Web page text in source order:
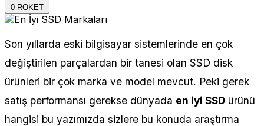
0 ROKET
Son yıllarda eski bilgisayar sistemlerinde en çok
değiştirilen parçalardan bir tanesi olan SSD disk
ürünleri bir çok marka ve model mevcut. Peki gerek
satış performansı gerekse dünyada en iyi SSD ürünü
hangisi bu yazımızda sizlere bu konuda araştırma